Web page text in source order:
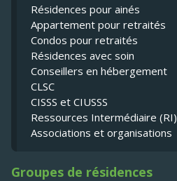
Résidences pour ainés
Appartement pour retraités
Condos pour retraités
Résidences avec soin
Conseillers en hébergement
CLSC
CISSS et CIUSSS
Ressources Intermédiaire (RI)
Associations et organisations
Groupes de résidences